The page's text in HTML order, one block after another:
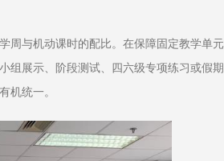
周与机动课时的配比。在保障固定教学单元
组展示、阶段测试、四六级专项练习或假期
机统一。